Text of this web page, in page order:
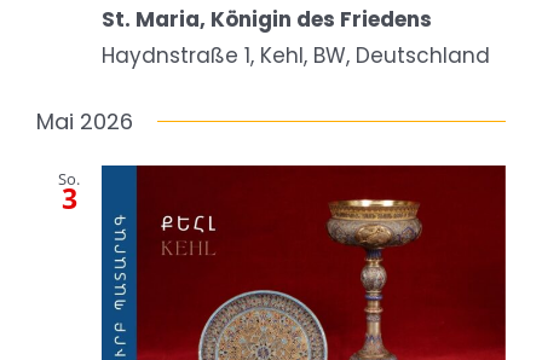
St. Maria, Königin des Friedens
Haydnstraße 1, Kehl, BW, Deutschland
Mai 2026
So.
3